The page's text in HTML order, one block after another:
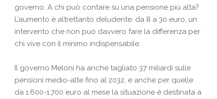
governo. A chi può contare su una pensione più alta?
L’aumento è altrettanto deludente: da 8 a 30 euro, un
intervento che non può davvero fare la differenza per
chi vive con il minimo indispensabile.
Il governo Meloni ha anche tagliato 37 miliardi sulle
pensioni medio-alte fino al 2032, e anche per quelle
da 1.600-1.700 euro al mese la situazione è destinata a